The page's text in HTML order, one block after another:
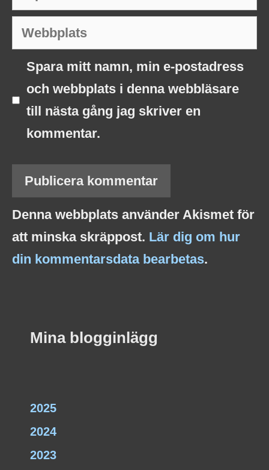
post
Webbplats
Spara mitt namn, min e-postadress
och webbplats i denna webbläsare
till nästa gång jag skriver en
kommentar.
Denna webbplats använder Akismet för
att minska skräppost. Lär dig om hur
din kommentarsdata bearbetas.
Mina blogginlägg
2025
2024
2023